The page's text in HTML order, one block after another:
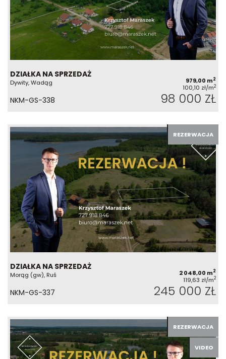
DZIAŁKA NA SPRZEDAŻ
Dywity, Wadąg 979,00 m2
100,10 zł/m2
NKM-GS-338 98 000 ZŁ
REZERWACJA
DZIAŁKA NA SPRZEDAŻ
Morąg (gw), Ruś 2 048,00 m2
119,63 zł/m2
NKM-GS-337 245 000 ZŁ
REZERWACJA
VIDEO